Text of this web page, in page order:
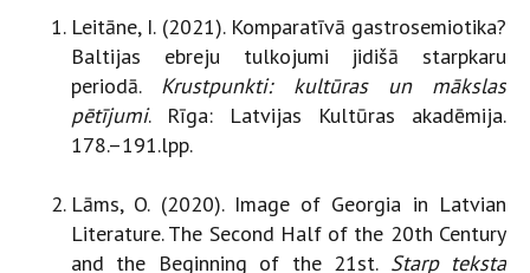
Leitāne, I. (2021). Komparatīvā gastrosemiotika?
Baltijas ebreju tulkojumi jidišā starpkaru
periodā. Krustpunkti: kultūras un mākslas
pētījumi. Rīga: Latvijas Kultūras akadēmija.
178.–191.lpp.
Lāms, O. (2020). Image of Georgia in Latvian
Literature. The Second Half of the 20th Century
and the Beginning of the 21st. Starp teksta